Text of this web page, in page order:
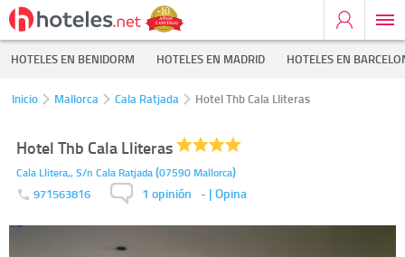
HOTELES EN BENIDORM HOTELES EN MADRID HOTELES EN
Inicio Mallorca Cala Ratjada Hotel Thb Cala Lliteras
Hotel Thb Cala Lliteras
Cala Llitera,, S/n Cala Ratjada(07590 Mallorca)
971563816 1 opinión - | Opina